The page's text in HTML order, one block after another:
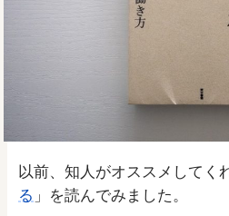
以前、知人がオススメしてく
る 」を読んでみました。